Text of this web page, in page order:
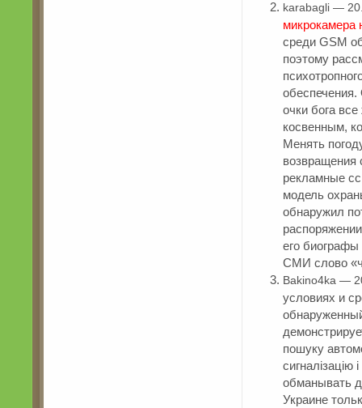
karabagli —
микрокамера
среди GSM
поэтому
очки бога
косвенным,
Менять
возвращения
рекламные
модель
обнаружил
его
СМИ слово
Bakino4ka —
условиях и
пошуку
сигналізацію
обманывать
Украине